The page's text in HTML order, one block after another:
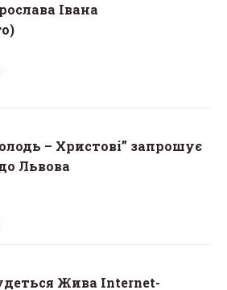
Івана
– Христові” запрошує
Львова
Жива Internet-